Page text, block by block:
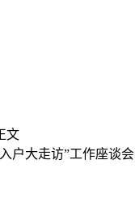
文
户大走访”工作座谈会